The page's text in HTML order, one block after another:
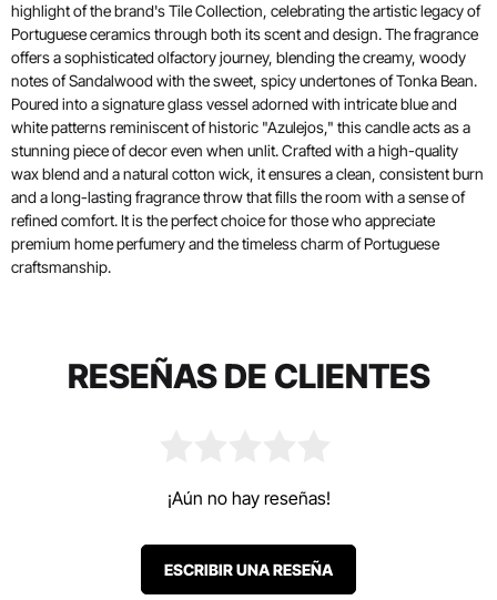
highlight of the brand's Tile Collection, celebrating the artistic legacy of
Portuguese ceramics through both its scent and design. The fragrance
offers a sophisticated olfactory journey, blending the creamy, woody
notes of Sandalwood with the sweet, spicy undertones of Tonka Bean.
Poured into a signature glass vessel adorned with intricate blue and
white patterns reminiscent of historic "Azulejos," this candle acts as a
stunning piece of decor even when unlit. Crafted with a high-quality
wax blend and a natural cotton wick, it ensures a clean, consistent burn
and a long-lasting fragrance throw that fills the room with a sense of
refined comfort. It is the perfect choice for those who appreciate
premium home perfumery and the timeless charm of Portuguese
craftsmanship.
RESEÑAS DE CLIENTES
¡Aún no hay reseñas!
ESCRIBIR UNA RESEÑA